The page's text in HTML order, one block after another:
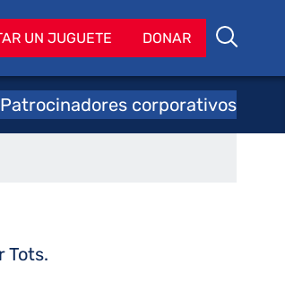
UN JUGUETE DONAR
Buscar
Patrocinadores corporativos
Tots.